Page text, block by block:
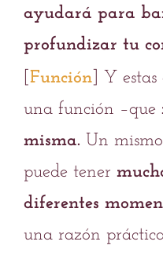
ayudará para
profundizar tu
Función ] Y
una función –que
misma. Un
puede tener
diferentes
una razón